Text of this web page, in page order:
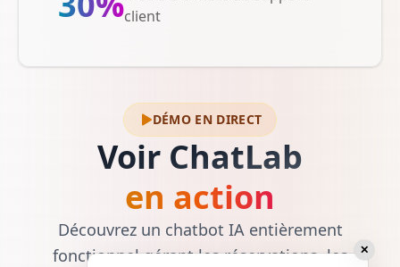
client
DÉMO EN DIRECT
Voir ChatLab
en action
Découvrez un chatbot IA entièrement
fonctionnel gérant les réservations, les
✕